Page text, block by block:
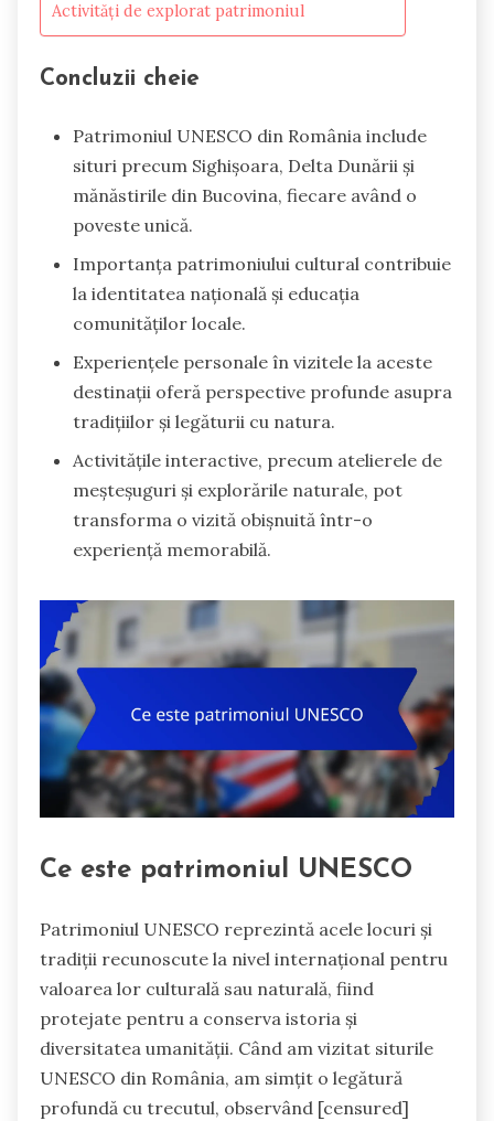
Activități de explorat patrimoniul
Concluzii cheie
Patrimoniul UNESCO din România include
situri precum Sighișoara, Delta Dunării și
mănăstirile din Bucovina, fiecare având o
poveste unică.
Importanța patrimoniului cultural contribuie
la identitatea națională și educația
comunităților locale.
Experiențele personale în vizitele la aceste
destinații oferă perspective profunde asupra
tradițiilor și legăturii cu natura.
Activitățile interactive, precum atelierele de
meșteșuguri și explorările naturale, pot
transforma o vizită obișnuită într-o
experiență memorabilă.
Ce este patrimoniul UNESCO
Patrimoniul UNESCO reprezintă acele locuri și
tradiții recunoscute la nivel internațional pentru
valoarea lor culturală sau naturală, fiind
protejate pentru a conserva istoria și
diversitatea umanității. Când am vizitat siturile
UNESCO din România, am simțit o legătură
profundă cu trecutul, observând [censured]